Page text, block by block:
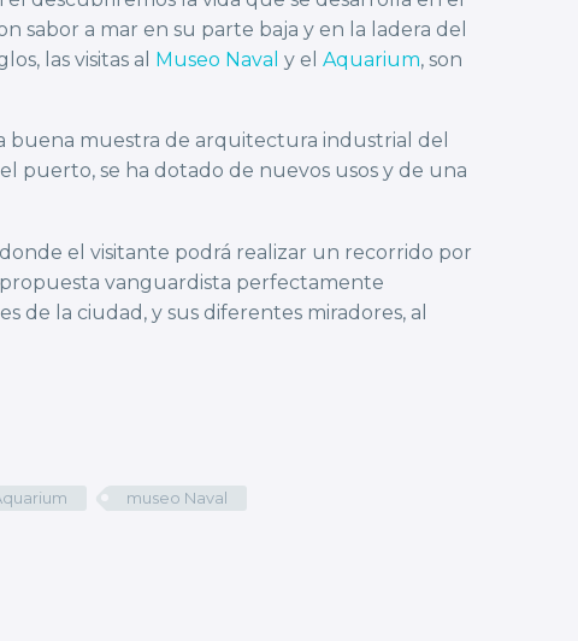
sabor a mar en su parte baja y en la ladera del
las visitas al Museo Naval y el Aquarium, son
buena muestra de arquitectura industrial del
puerto, se ha dotado de nuevos usos y de una
el visitante podrá realizar un recorrido por
propuesta vanguardista perfectamente
de la ciudad, y sus diferentes miradores, al
museo Naval